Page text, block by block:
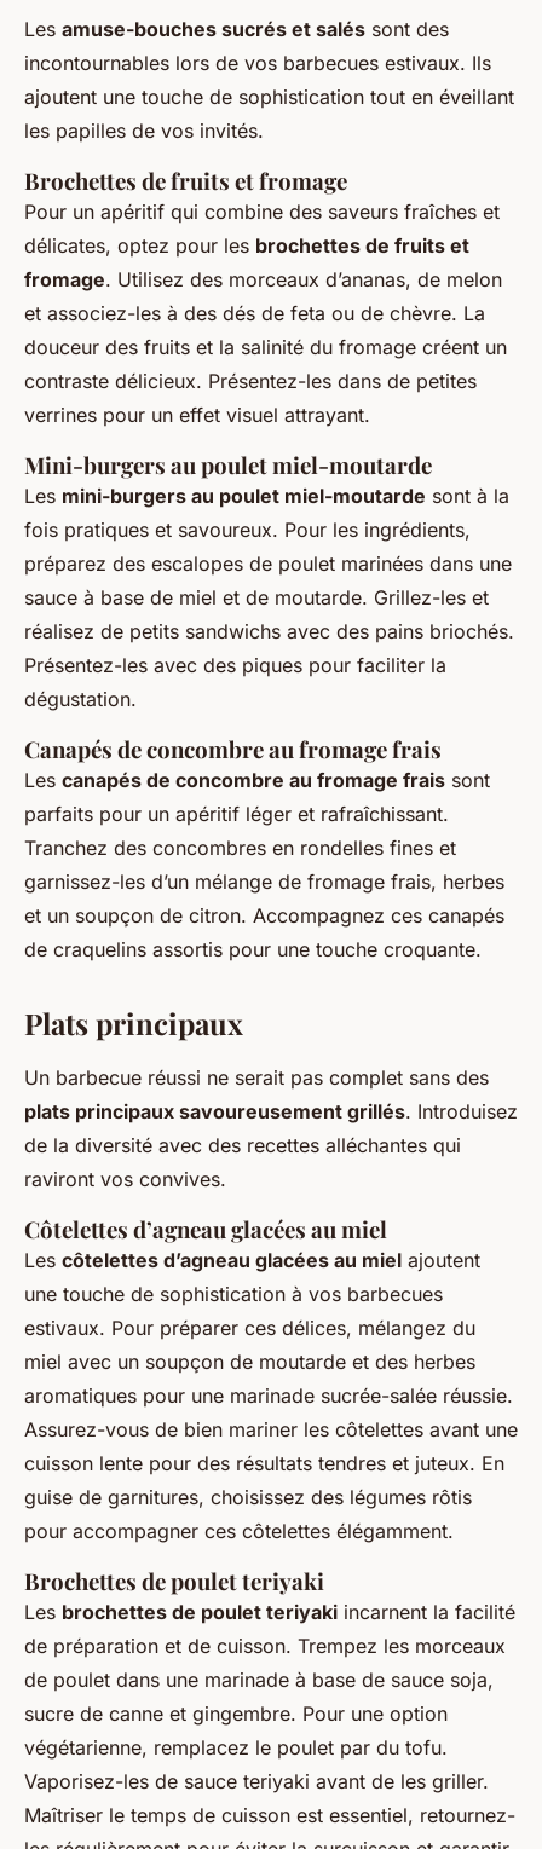
Les amuse-bouches sucrés et salés sont des
incontournables lors de vos barbecues estivaux. Ils
ajoutent une touche de sophistication tout en éveillant
les papilles de vos invités.
Brochettes de fruits et fromage
Pour un apéritif qui combine des saveurs fraîches et
délicates, optez pour les brochettes de fruits et
fromage. Utilisez des morceaux d’ananas, de melon
et associez-les à des dés de feta ou de chèvre. La
douceur des fruits et la salinité du fromage créent un
contraste délicieux. Présentez-les dans de petites
verrines pour un effet visuel attrayant.
Mini-burgers au poulet miel-moutarde
Les mini-burgers au poulet miel-moutarde sont à la
fois pratiques et savoureux. Pour les ingrédients,
préparez des escalopes de poulet marinées dans une
sauce à base de miel et de moutarde. Grillez-les et
réalisez de petits sandwichs avec des pains briochés.
Présentez-les avec des piques pour faciliter la
dégustation.
Canapés de concombre au fromage frais
Les canapés de concombre au fromage frais sont
parfaits pour un apéritif léger et rafraîchissant.
Tranchez des concombres en rondelles fines et
garnissez-les d’un mélange de fromage frais, herbes
et un soupçon de citron. Accompagnez ces canapés
de craquelins assortis pour une touche croquante.
Plats principaux
Un barbecue réussi ne serait pas complet sans des
plats principaux savoureusement grillés. Introduisez
de la diversité avec des recettes alléchantes qui
raviront vos convives.
Côtelettes d’agneau glacées au miel
Les côtelettes d’agneau glacées au miel ajoutent
une touche de sophistication à vos barbecues
estivaux. Pour préparer ces délices, mélangez du
miel avec un soupçon de moutarde et des herbes
aromatiques pour une marinade sucrée-salée réussie.
Assurez-vous de bien mariner les côtelettes avant une
cuisson lente pour des résultats tendres et juteux. En
guise de garnitures, choisissez des légumes rôtis
pour accompagner ces côtelettes élégamment.
Brochettes de poulet teriyaki
Les brochettes de poulet teriyaki incarnent la facilité
de préparation et de cuisson. Trempez les morceaux
de poulet dans une marinade à base de sauce soja,
sucre de canne et gingembre. Pour une option
végétarienne, remplacez le poulet par du tofu.
Vaporisez-les de sauce teriyaki avant de les griller.
Maîtriser le temps de cuisson est essentiel, retournez-